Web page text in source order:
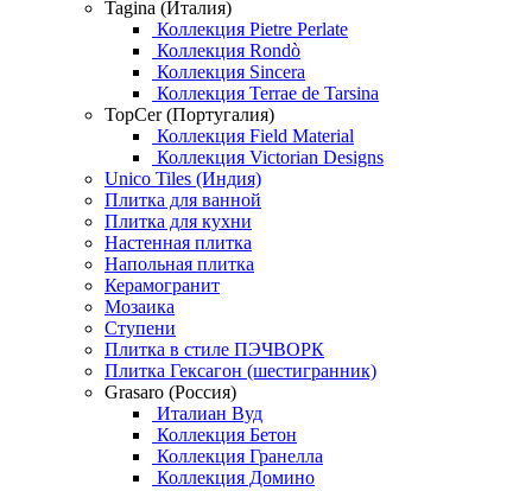
Tagina (Италия)
Коллекция Pietre Perlate
Коллекция Rondò
Коллекция Sincera
Коллекция Terrae de Tarsina
TopCer (Португалия)
Коллекция Field Material
Коллекция Victorian Designs
Unico Tiles (Индия)
Плитка для ванной
Плитка для кухни
Настенная плитка
Напольная плитка
Керамогранит
Мозаика
Ступени
Плитка в стиле ПЭЧВОРК
Плитка Гексагон (шестигранник)
Grasaro (Россия)
Италиан Вуд
Коллекция Бетон
Коллекция Гранелла
Коллекция Домино